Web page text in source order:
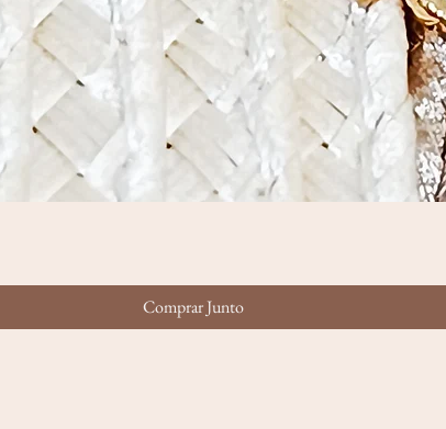
Comprar Junto